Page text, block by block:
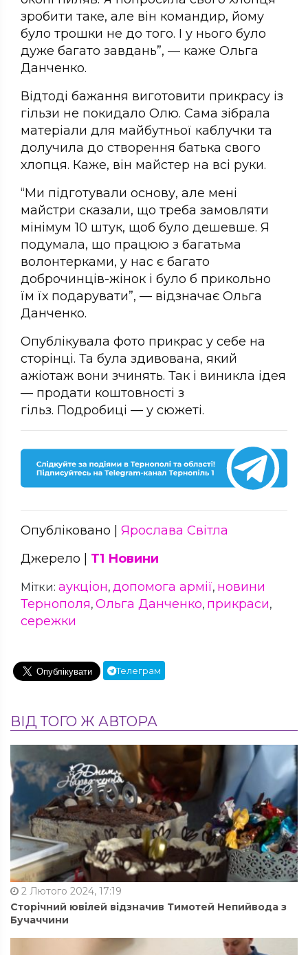
зробити таке, але він командир, йому
було трошки не до того. І у нього було
дуже багато завдань”, — каже Ольга
Данченко.
Відтоді бажання виготовити прикрасу із
гільзи не покидало Олю. Сама зібрала
матеріали для майбутньої каблучки та
долучила до створення батька свого
хлопця. Каже, він майстер на всі руки.
“Ми підготували основу, але мені
майстри сказали, що треба замовляти
мінімум 10 штук, щоб було дешевше. Я
подумала, що працюю з багатьма
волонтерками, у нас є багато
доброчинців-жінок і було б прикольно
їм їх подарувати”, — відзначає Ольга
Данченко.
Опублікувала фото прикрас у себе на
сторінці. Та була здивована, який
ажіотаж вони зчинять. Так і виникла ідея
— продати коштовності з
гільз. Подробиці — у сюжеті.
Опубліковано | Ярослава Світла
Джерело | Т1 Новини
Мітки: аукціон, допомога армії, новини
Тернополя, Ольга Данченко, прикраси,
сережки
Телеграм
ВІД ТОГО Ж АВТОРА
2 Лютого 2024, 17:19
Сторічний ювілей відзначив Тимотей Непийвода з
Бучаччини